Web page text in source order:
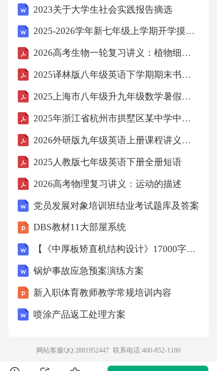
的某人某事
15acid/'aesid/a.酸的无无
acknowledgement
16acknowledge/ok'nolidj/V.承认无
(缩)”=^advertisemen
17AD/aed/无无
tn.广告
/sdaep'telJ(adaptv.使适应，
o)n/适合，改编
adjusttosth./doingsth.
2023关于大学生社会实践报告摘选
2025-2026学年新七年级上学期开学摸底考试语文试卷（湖北专用）
2026高考生物一轮复习讲义：植物细胞工程（含答案）
2025译林版八年级英语下学期期末书面表达专项复习练习题
2025上海市八年级升九年级数学暑假提升讲义：三角形一边的平行线（第2课时）（十一大题型）原卷版
2025年浙江省杭州市拱墅区某中学中考数学三模试卷
2026外研版九年级英语上册课程讲义学案
2025人教版七年级英语下册全册短语
2026高考物理复习讲义：运动的描述
党员发展对象培训班结业考试题库及答案
DBS教材11大部屋系统
【《中厚板矫直机结构设计》17000字（论文）】
锅炉事故应急预案演练方案
新入职体育教师教学常规培训内容
喷涂产品返工处理方案
网站客服QQ:2881952447 联系电话:400-852-1180